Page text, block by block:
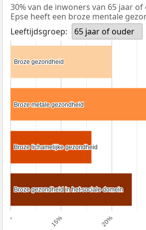
30% van de inwoners van 65 jaar
Epse heeft een broze mentale
Leeftijdsgroep:
65 jaar of ouder
10% 15% 20%
Broze gezondheid
Broze gezondheid
Broze metale gezondheid
Broze metale gezondheid
Broze lichamelijke gezondheid
Broze lichamelijke gezondheid
Broze gezondheid in het sociale domein
Broze gezondheid in het sociale domein